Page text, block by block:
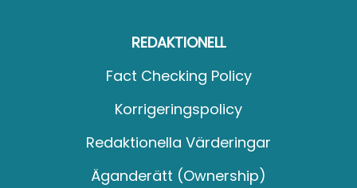
REDAKTIONELL
Fact Checking Policy
Korrigeringspolicy
Redaktionella Värderingar
Äganderätt (Ownership)